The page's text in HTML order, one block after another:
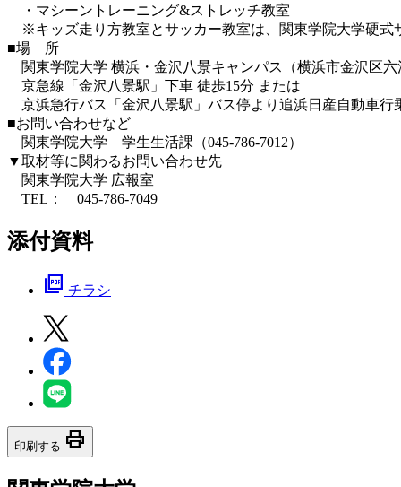
・マシーントレーニング&ストレッチ教室
※キッズ走り方教室とサッカー教室は、関東学院大学硬式
■場 所
関東学院大学 横浜・金沢八景キャンパス（横浜市金沢区六
京急線「金沢八景駅」下車 徒歩15分 または
京浜急行バス「金沢八景駅」バス停より追浜日産自動車行
■お問い合わせなど
関東学院大学 学生生活課（045-786-7012）
▼取材等に関わるお問い合わせ先
関東学院大学 広報室
TEL： 045-786-7049
添付資料
picture_as_pdf チラシ
印刷する print